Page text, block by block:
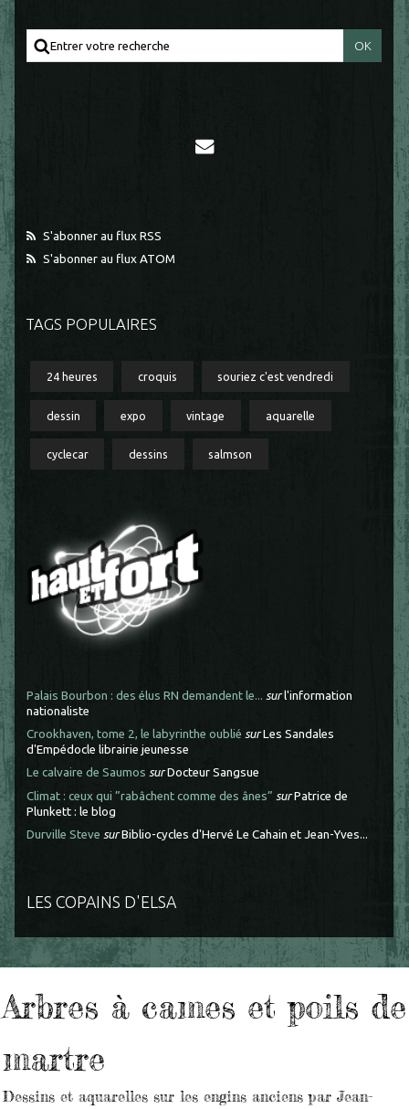
S'abonner au flux RSS
S'abonner au flux ATOM
TAGS POPULAIRES
24 heures croquis souriez c'est vendredi
dessin expo vintage aquarelle
cyclecar dessins salmson
Palais Bourbon : des élus RN demandent le... sur l'information
nationaliste
Crookhaven, tome 2, le labyrinthe oublié surLes Sandales
d'Empédocle librairie jeunesse
Le calvaire de Saumos surDocteur Sangsue
Climat : ceux qui ”rabâchent comme des ânes” surPatrice de
Plunkett : le blog
Durville Steve surBiblio-cycles d'Hervé Le Cahain et Jean-Yves...
LES COPAINS D'ELSA
Arbres à cames et poils de
martre
Dessins et aquarelles sur les engins anciens par Jean-